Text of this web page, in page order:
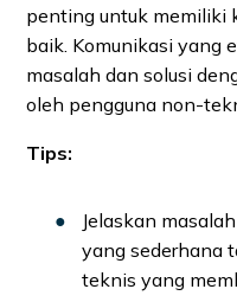
penting untuk memiliki
baik. Komunikasi yang
masalah dan solusi
oleh pengguna non-
Tips:
Jelaskan
yang sederhana
teknis yang